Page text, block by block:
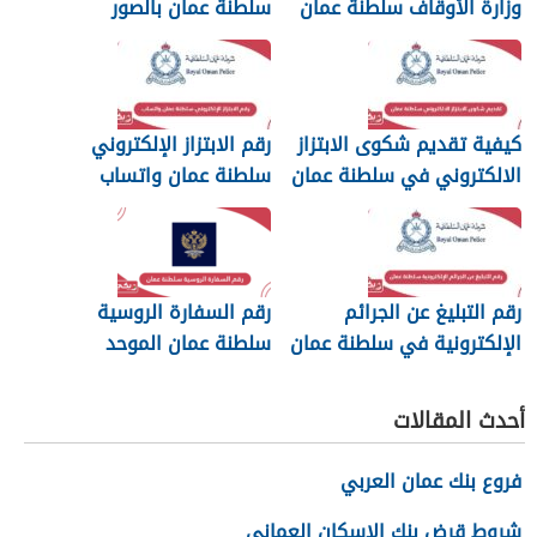
وزارة الأوقاف سلطنة عمان
سلطنة عمان بالصور
والرسائل
كيفية تقديم شكوى الابتزاز
الالكتروني في سلطنة عمان
رقم الابتزاز الإلكتروني
سلطنة عمان واتساب
رقم التبليغ عن الجرائم
الإلكترونية في سلطنة عمان
رقم السفارة الروسية
سلطنة عمان الموحد
أحدث المقالات
فروع بنك عمان العربي